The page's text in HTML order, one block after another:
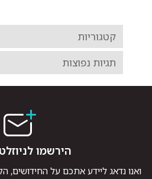
קטגוריות
תגיות נפוצות
הירשמו
ואנו נדאג ליידע אתכם על החידושים,